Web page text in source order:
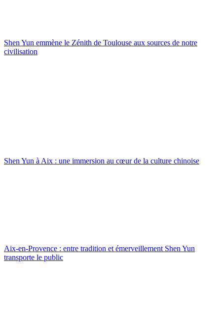
Shen Yun emmène le Zénith de Toulouse aux sources de notre
civilisation
Shen Yun à Aix : une immersion au cœur de la culture chinoise
Aix-en-Provence : entre tradition et émerveillement Shen Yun
transporte le public